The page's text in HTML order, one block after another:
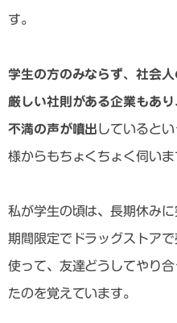
す。
学生の方のみならず、社会
厳しい社則がある企業もあ
不満の声が噴出していると
様からもちょくちょく伺いま
私が学生の頃は、長期休み
期間限定でドラッグストア
使って、友達どうしてやり
たのを覚えています。